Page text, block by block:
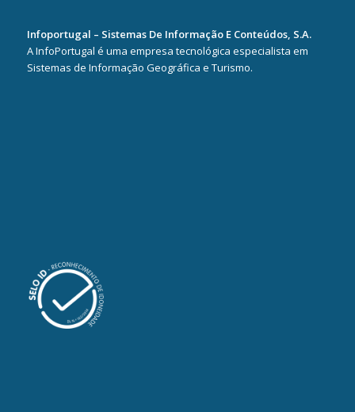
Infoportugal – Sistemas De Informação E Conteúdos, S.A.
A InfoPortugal é uma empresa tecnológica especialista em
Sistemas de Informação Geográfica e Turismo.